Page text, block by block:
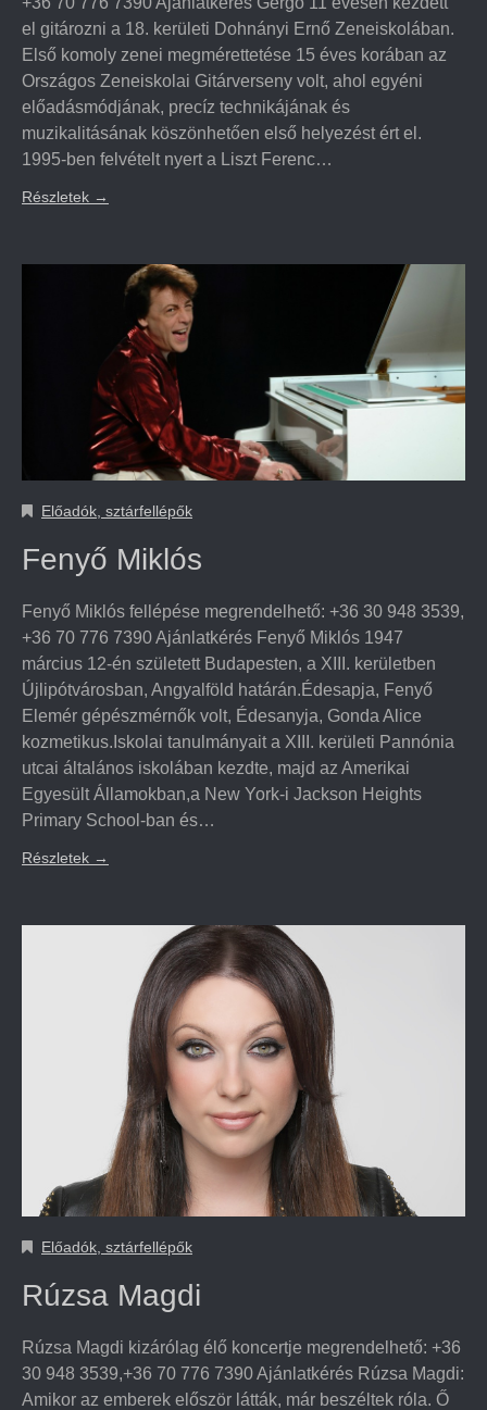
el gitározni a 18. kerületi Dohnányi Ernő Zeneiskolában.
Első komoly zenei megmérettetése 15 éves korában az
Országos Zeneiskolai Gitárverseny volt, ahol egyéni
előadásmódjának, precíz technikájának és
muzikalitásának köszönhetően első helyezést ért el.
1995-ben felvételt nyert a Liszt Ferenc…
Részletek →
Előadók, sztárfellépők
Fenyő Miklós
Fenyő Miklós fellépése megrendelhető: +36 30 948 3539,
+36 70 776 7390 Ajánlatkérés Fenyő Miklós 1947
március 12-én született Budapesten, a XIII. kerületben
Újlipótvárosban, Angyalföld határán.Édesapja, Fenyő
Elemér gépészmérnők volt, Édesanyja, Gonda Alice
kozmetikus.Iskolai tanulmányait a XIII. kerületi Pannónia
utcai általános iskolában kezdte, majd az Amerikai
Egyesült Államokban,a New York-i Jackson Heights
Primary School-ban és…
Részletek →
Előadók, sztárfellépők
Rúzsa Magdi
Rúzsa Magdi kizárólag élő koncertje megrendelhető: +36
30 948 3539,+36 70 776 7390 Ajánlatkérés Rúzsa Magdi:
Amikor az emberek először látták, már beszéltek róla. Ő